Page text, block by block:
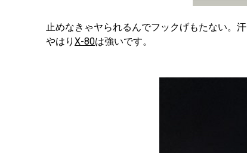
止めなきゃヤられるんでフックげもたない。汗
やはり X-80は強いです。